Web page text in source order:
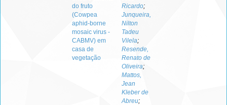
do fruto
(Cowpea
aphid-borne
mosaic virus -
CABMV) em
casa de
vegetação
Ricardo;
Junqueira,
Nilton
Tadeu
Vilela;
Resende,
Renato de
Oliveira;
Mattos,
Jean
Kleber de
Abreu;